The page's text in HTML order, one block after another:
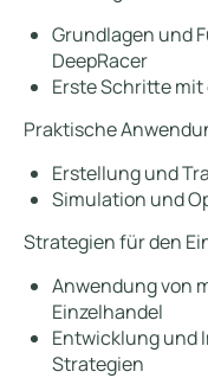
Grundlagen und
DeepRacer
Erste Schritte mit
Praktische
Erstellung und
Simulation und
Strategien für den
Anwendung von
Einzelhandel
Entwicklung und
Strategien